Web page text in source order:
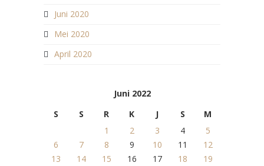
Juni 2020
Mei 2020
April 2020
Juni 2022
S
S R K J S
M
1
2 3 4
5
6
7 8 9 10 11
12
13
14 15 16 17 18
19